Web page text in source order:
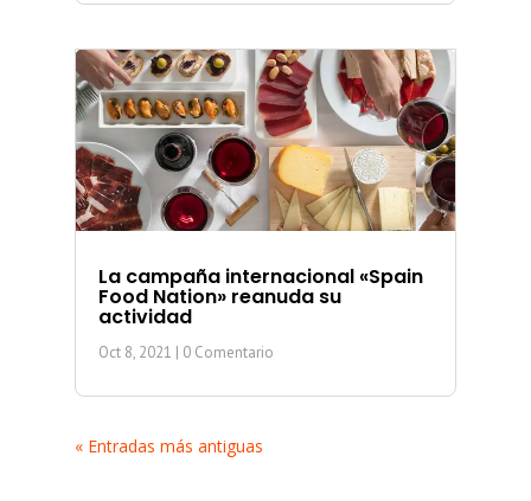
La campaña internacional «Spain
Food Nation» reanuda su
actividad
Oct 8, 2021 | 0 Comentario
« Entradas más antiguas